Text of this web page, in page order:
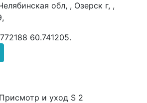
обл, , Озерск г, ,
60.741205.
и уход S 2